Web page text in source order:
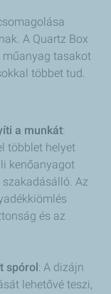
A Quartz Box
műanyag tasakot
többet tud.
a munkát:
többlet helyet
kenőanyagot
Az
és az
spórol : A dizájn
lehetővé teszi,